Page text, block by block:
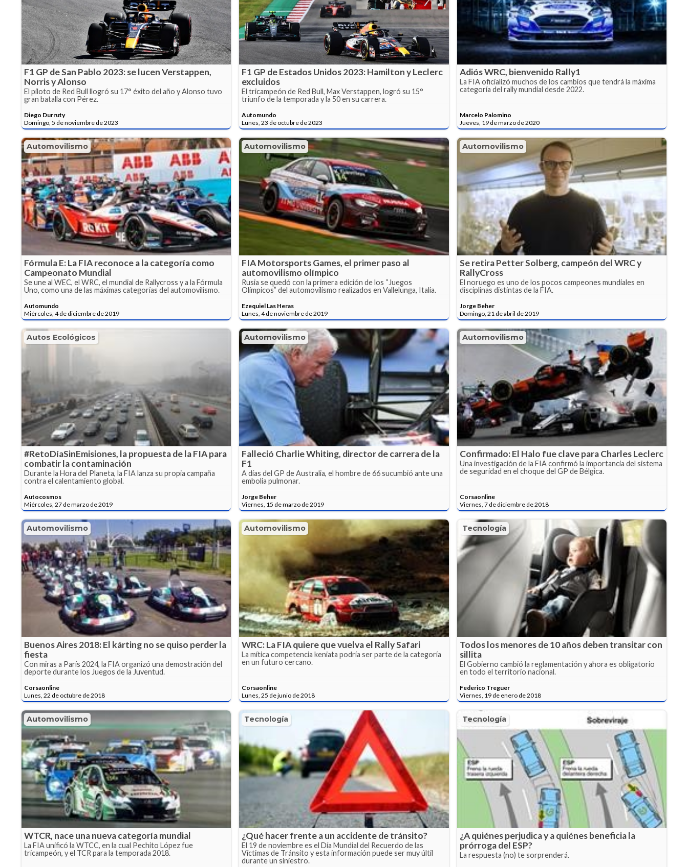
F1 GP de San Pablo 2023: se lucen Verstappen,
Norris y Alonso
El piloto de Red Bull llogró su 17° éxito del año y Alonso tuvo
gran batalla con Pérez.
Diego Durruty
Domingo, 5 de noviembre de 2023
F1 GP de Estados Unidos 2023: Hamilton y Leclerc
excluidos
El tricampeón de Red Bull, Max Verstappen, logró su 15°
triunfo de la temporada y la 50 en su carrera.
Automundo
Lunes, 23 de octubre de 2023
Adiós WRC, bienvenido Rally1
La FIA oficializó muchos de los cambios que tendrá la máxima
categoría del rally mundial desde 2022.
Marcelo Palomino
Jueves, 19 de marzo de 2020
Automovilismo
Fórmula E: La FIA reconoce a la categoría como
Campeonato Mundial
Se une al WEC, el WRC, el mundial de Rallycross y a la Fórmula
Uno, como una de las máximas categorías del automovilismo.
Automundo
Miércoles, 4 de diciembre de 2019
Automovilismo
FIA Motorsports Games, el primer paso al
automovilismo olímpico
Rusia se quedó con la primera edición de los “Juegos
Olímpicos” del automovilismo realizados en Vallelunga, Italia.
Ezequiel Las Heras
Lunes, 4 de noviembre de 2019
Automovilismo
Se retira Petter Solberg, campeón del WRC y
RallyCross
El noruego es uno de los pocos campeones mundiales en
disciplinas distintas de la FIA.
Jorge Beher
Domingo, 21 de abril de 2019
Autos Ecológicos
#RetoDíaSinEmisiones, la propuesta de la FIA para
combatir la contaminación
Durante la Hora del Planeta, la FIA lanza su propia campaña
contra el calentamiento global.
Autocosmos
Miércoles, 27 de marzo de 2019
Automovilismo
Falleció Charlie Whiting, director de carrera de la
F1
A días del GP de Australia, el hombre de 66 sucumbió ante una
embolia pulmonar.
Jorge Beher
Viernes, 15 de marzo de 2019
Automovilismo
Confirmado: El Halo fue clave para Charles Leclerc
Una investigación de la FIA confirmó la importancia del sistema
de seguridad en el choque del GP de Bélgica.
Corsaonline
Viernes, 7 de diciembre de 2018
Automovilismo
Buenos Aires 2018: El kárting no se quiso perder la
fiesta
Con miras a París 2024, la FIA organizó una demostración del
deporte durante los Juegos de la Juventud.
Corsaonline
Lunes, 22 de octubre de 2018
Automovilismo
WRC: La FIA quiere que vuelva el Rally Safari
La mítica competencia keniata podría ser parte de la categoría
en un futuro cercano.
Corsaonline
Lunes, 25 de junio de 2018
Tecnología
Todos los menores de 10 años deben transitar con
sillita
El Gobierno cambió la reglamentación y ahora es obligatorio
en todo el territorio nacional.
Federico Treguer
Viernes, 19 de enero de 2018
Automovilismo
WTCR, nace una nueva categoría mundial
La FIA unificó la WTCC, en la cual Pechito López fue
tricampeón, y el TCR para la temporada 2018.
Tecnología
¿Qué hacer frente a un accidente de tránsito?
El 19 de noviembre es el Día Mundial del Recuerdo de las
Víctimas de Tránsito y esta información puede ser muy últil
durante un siniestro.
Tecnología
¿A quiénes perjudica y a quiénes beneficia la
prórroga del ESP?
La respuesta (no) te sorprenderá.